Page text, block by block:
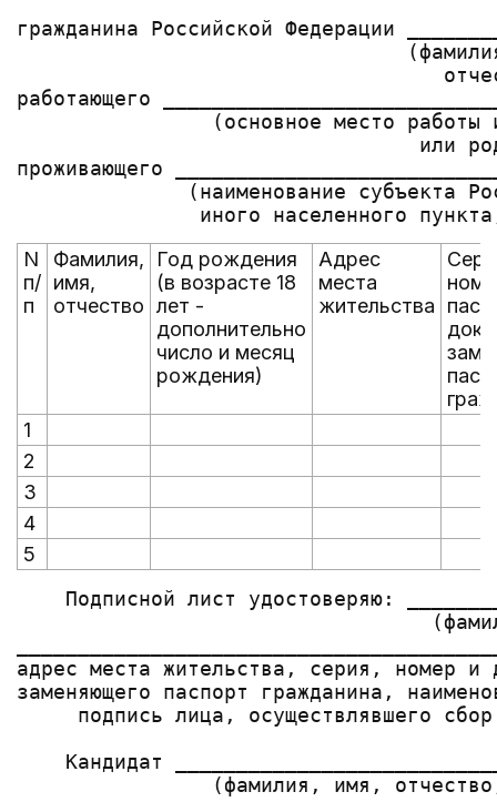
гражданина Российской Федерации
работающего
(основное место работы
или
проживающего
(наименование субъекта
N
п/
п
Фамилия,
имя,
отчество
Год рождения
(в возрасте 18
лет -
дополнительно
число и месяц
рождения)
Адрес
места
жительства
1
2
3
4
5
Подписной лист удостоверяю:
адрес места жительства, серия, номер и
заменяющего паспорт гражданина,
подпись лица, осуществлявшего
Кандидат